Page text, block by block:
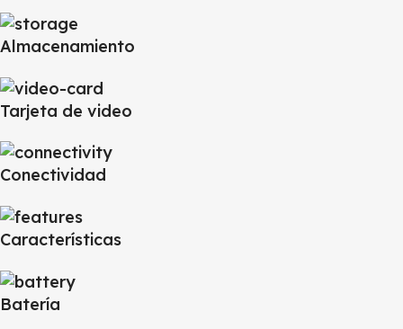
Almacenamiento
Tarjeta de video
Conectividad
Características
Batería